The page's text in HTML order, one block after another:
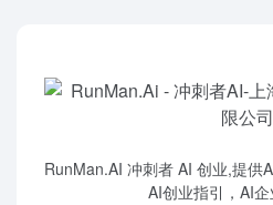
RunMan.AI 冲刺者 AI 创业,提供
AI创业指引，AI